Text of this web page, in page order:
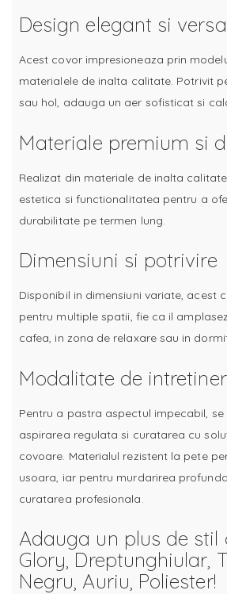
Design elegant si
Acest covor impresioneaza prin
materialele de inalta calitate. Potrivit
sau hol, adauga un aer sofisticat si
Materiale premium si
Realizat din materiale de inalta
estetica si functionalitatea pentru a
durabilitate pe termen lung.
Dimensiuni si potrivire
Disponibil in dimensiuni variate, acest
pentru multiple spatii, fie ca il
cafea, in zona de relaxare sau in
Modalitate de
Pentru a pastra aspectul impecabil,
aspirarea regulata si curatarea cu
covoare. Materialul rezistent la pete
usoara, iar pentru murdarirea
curatarea profesionala.
Adauga un plus de stil
Glory, Dreptunghiular,
Negru, Auriu, Poliester!